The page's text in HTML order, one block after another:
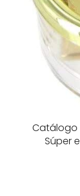
Catálogo
Súper